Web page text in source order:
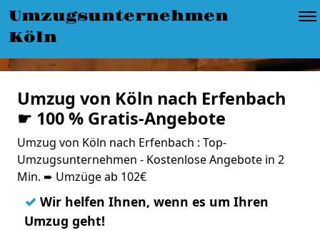
Umzugsunternehmen
Köln
Umzug von Köln nach Erfenbach
☛ 100 % Gratis-Angebote
Umzug von Köln nach Erfenbach : Top-
Umzugsunternehmen - Kostenlose Angebote in 2
Min. ➨ Umzüge ab 102€
✓ Wir helfen Ihnen, wenn es um Ihren
Umzug geht!